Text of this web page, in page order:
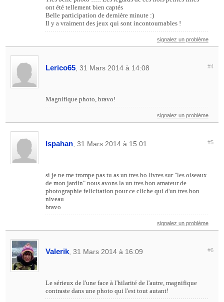
ont été tellement bien captés
Belle participation de dernière minute :)
Il y a vraiment des jeux qui sont incontournables !
signalez un problème
Lerico65 , 31 Mars 2014 à 14:08 #4
Magnifique photo, bravo!
signalez un problème
Ispahan , 31 Mars 2014 à 15:01 #5
si je ne me trompe pas tu as un tres bo livres sur "les oiseaux
de mon jardin" nous avons la un tres bon amateur de
photographie felicitation pour ce cliche qui d'un tres bon
niveau
bravo
signalez un problème
Valerik , 31 Mars 2014 à 16:09 #6
Le sérieux de l'une face à l'hilarité de l'autre, magnifique
contraste dans une photo qui l'est tout autant!